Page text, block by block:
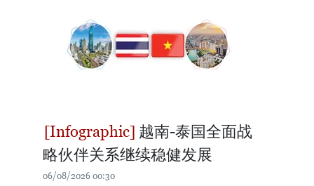
越南-泰国全面战
略伙伴关系继续稳健发展
06/08/2026 00:30